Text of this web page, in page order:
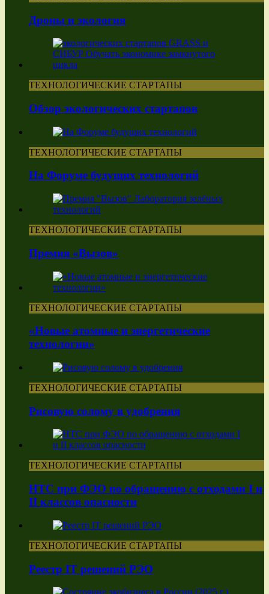
Дроны и экология
ТЕХНОЛОГИЧЕСКИЕ СТАРТАПЫ
Обзор экологических стартапов
ТЕХНОЛОГИЧЕСКИЕ СТАРТАПЫ
На Форуме будущих технологий
ТЕХНОЛОГИЧЕСКИЕ СТАРТАПЫ
Премия «Вызов»
ТЕХНОЛОГИЧЕСКИЕ СТАРТАПЫ
«Новые атомные и энергетические
технологии»
ТЕХНОЛОГИЧЕСКИЕ СТАРТАПЫ
Рисовую солому в удобрения
ТЕХНОЛОГИЧЕСКИЕ СТАРТАПЫ
НТС при ФЭО по обращению с отходами I и
II классов опасности
ТЕХНОЛОГИЧЕСКИЕ СТАРТАПЫ
Реестр IT решений РЭО